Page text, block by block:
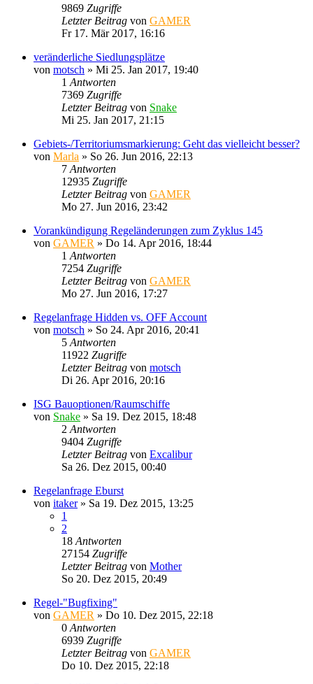
9869 Zugriffe
Letzter Beitrag von GAMER
Fr 17. Mär 2017, 16:16
veränderliche Siedlungsplätze
von motsch » Mi 25. Jan 2017, 19:40
1 Antworten
7369 Zugriffe
Letzter Beitrag von Snake
Mi 25. Jan 2017, 21:15
Gebiets-/Territoriumsmarkierung: Geht das vielleicht besser?
von Marla » So 26. Jun 2016, 22:13
7 Antworten
12935 Zugriffe
Letzter Beitrag von GAMER
Mo 27. Jun 2016, 23:42
Vorankündigung Regeländerungen zum Zyklus 145
von GAMER » Do 14. Apr 2016, 18:44
1 Antworten
7254 Zugriffe
Letzter Beitrag von GAMER
Mo 27. Jun 2016, 17:27
Regelanfrage Hidden vs. OFF Account
von motsch » So 24. Apr 2016, 20:41
5 Antworten
11922 Zugriffe
Letzter Beitrag von motsch
Di 26. Apr 2016, 20:16
ISG Bauoptionen/Raumschiffe
von Snake » Sa 19. Dez 2015, 18:48
2 Antworten
9404 Zugriffe
Letzter Beitrag von Excalibur
Sa 26. Dez 2015, 00:40
Regelanfrage Eburst
von itaker» Sa 19. Dez 2015, 13:25
1
2
18 Antworten
27154 Zugriffe
Letzter Beitrag von Mother
So 20. Dez 2015, 20:49
Regel-"Bugfixing"
von GAMER » Do 10. Dez 2015, 22:18
0 Antworten
6939 Zugriffe
Letzter Beitrag von GAMER
Do 10. Dez 2015, 22:18